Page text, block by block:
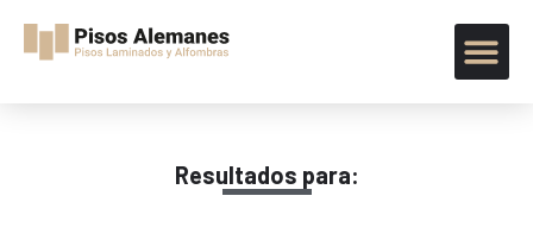
Resultados para: